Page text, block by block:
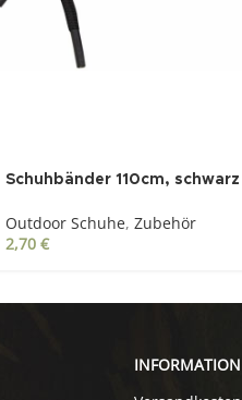
Schuhbänder 110cm, schwarz
Outdoor Schuhe, Zubehör
2,70 €
INFORMATION